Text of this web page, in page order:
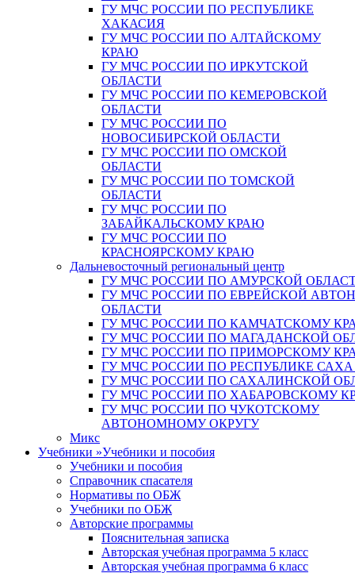
ГУ МЧС РОССИИ ПО РЕСПУБЛИКЕ
ХАКАСИЯ
ГУ МЧС РОССИИ ПО АЛТАЙСКОМУ
КРАЮ
ГУ МЧС РОССИИ ПО ИРКУТСКОЙ
ОБЛАСТИ
ГУ МЧС РОССИИ ПО КЕМЕРОВСКОЙ
ОБЛАСТИ
ГУ МЧС РОССИИ ПО
НОВОСИБИРСКОЙ ОБЛАСТИ
ГУ МЧС РОССИИ ПО ОМСКОЙ
ОБЛАСТИ
ГУ МЧС РОССИИ ПО ТОМСКОЙ
ОБЛАСТИ
ГУ МЧС РОССИИ ПО
ЗАБАЙКАЛЬСКОМУ КРАЮ
ГУ МЧС РОССИИ ПО
КРАСНОЯРСКОМУ КРАЮ
Дальневосточный региональный центр
ГУ МЧС РОССИИ ПО АМУРСКОЙ
ГУ МЧС РОССИИ ПО ЕВРЕЙСКОЙ
ОБЛАСТИ
ГУ МЧС РОССИИ ПО КАМЧАТСКОМУ
ГУ МЧС РОССИИ ПО МАГАДАНСКОЙ
ГУ МЧС РОССИИ ПО ПРИМОРСКОМУ
ГУ МЧС РОССИИ ПО РЕСПУБЛИКЕ
ГУ МЧС РОССИИ ПО САХАЛИНСКОЙ
ГУ МЧС РОССИИ ПО ХАБАРОВСКОМУ
ГУ МЧС РОССИИ ПО ЧУКОТСКОМУ
АВТОНОМНОМУ ОКРУГУ
Микс
Учебники »Учебники и пособия
Учебники и пособия
Справочник спасателя
Нормативы по ОБЖ
Учебники по ОБЖ
Авторские программы
Пояснительная записка
Авторская учебная программа 5 класс
Авторская учебная программа 6 класс